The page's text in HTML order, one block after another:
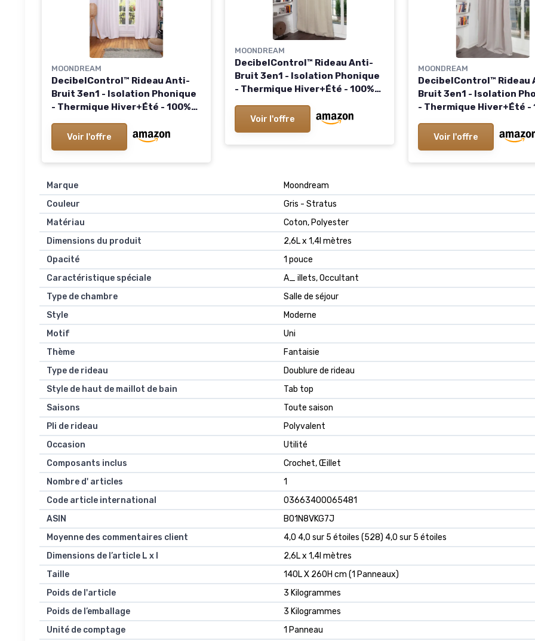
MOONDREAM
DecibelControl™ Rideau Anti-
Bruit 3en1 - Isolation Phonique
- Thermique Hiver+Été - 100%
Brevetée - Fabrication UE -
Oeillets - Beige MC636 - 130L x
Voir l'offre
MOONDREAM
DecibelControl™ Rideau Anti-
Bruit 3en1 - Isolation Phonique
- Thermique Hiver+Été - 100%
Brevetée - Fabrication UE -
Oeillets - Beige MC632 - 130L x
Voir l'offre
MOONDREAM
DecibelControl™ Rideau
Bruit 3en1 - Isolation
- Thermique Hiver+Été -
Brevetée - Fabrication
Galon fronceur - Gris
Voir l'offre
Marque
Moondream
Couleur
Gris - Stratus
Matériau
Coton, Polyester
Dimensions du produit
2,6L x 1,4l mètres
Opacité
1 pouce
Caractéristique spéciale
A_ illets, Occultant
Type de chambre
Salle de séjour
Style
Moderne
Motif
Uni
Thème
Fantaisie
Type de rideau
Doublure de rideau
Style de haut de maillot de bain
Tab top
Saisons
Toute saison
Pli de rideau
Polyvalent
Occasion
Utilité
Composants inclus
Crochet, Œillet
Nombre d' articles
1
Code article international
03663400065481
ASIN
B01N8VKG7J
Moyenne des commentaires client
4,0 4,0 sur 5 étoiles (528) 4,0 sur 5 étoiles
Dimensions de l’article L x l
2,6L x 1,4l mètres
Taille
140L X 260H cm (1 Panneaux)
Poids de l'article
3 Kilogrammes
Poids de l’emballage
3 Kilogrammes
Unité de comptage
1 Panneau